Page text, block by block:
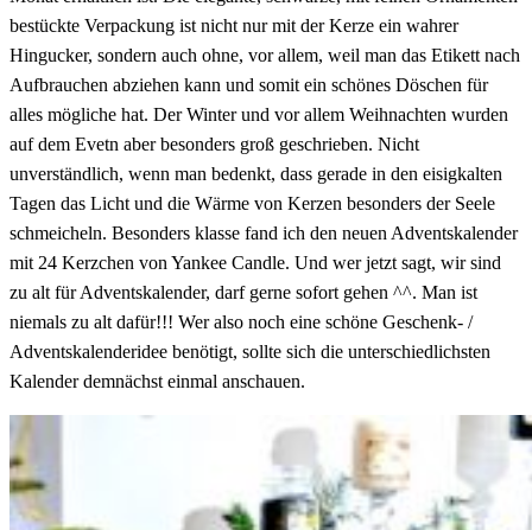
bestückte Verpackung ist nicht nur mit der Kerze ein wahrer
Hingucker, sondern auch ohne, vor allem, weil man das Etikett nach
Aufbrauchen abziehen kann und somit ein schönes Döschen für
alles mögliche hat. Der Winter und vor allem Weihnachten wurden
auf dem Evetn aber besonders groß geschrieben. Nicht
unverständlich, wenn man bedenkt, dass gerade in den eisigkalten
Tagen das Licht und die Wärme von Kerzen besonders der Seele
schmeicheln. Besonders klasse fand ich den neuen Adventskalender
mit 24 Kerzchen von Yankee Candle. Und wer jetzt sagt, wir sind
zu alt für Adventskalender, darf gerne sofort gehen ^^. Man ist
niemals zu alt dafür!!! Wer also noch eine schöne Geschenk- /
Adventskalenderidee benötigt, sollte sich die unterschiedlichsten
Kalender demnächst einmal anschauen.